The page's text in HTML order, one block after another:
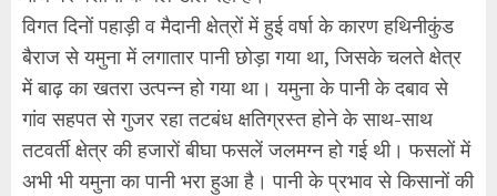
विगत दिनों पहाड़ी व मैदानी क्षेत्रों में हुई वर्षा के कारण हथिनीकुंड
बैराज से यमुना में लगातार पानी छोड़ा गया था, जिसके चलते क्षेत्र
में बाढ़ का खतरा उत्पन्न हो गया था। यमुना के पानी के दबाव से
गांव सहपत से गुजर रहा तटबंध क्षतिग्रस्त होने के साथ-साथ
तटवर्ती क्षेत्र की हजारों बीघा फसलें जलमग्न हो गई थी। फसलों में
अभी भी यमुना का पानी भरा हुआ है। पानी के प्रभाव से किसानों की